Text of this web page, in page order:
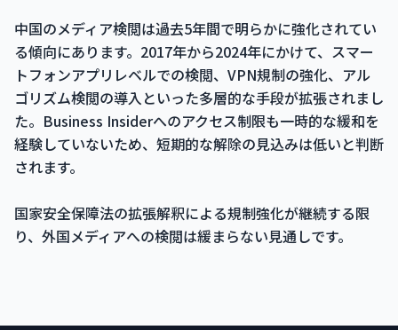
中国のメディア検閲は過去5年間で明らかに強化されてい
る傾向にあります。2017年から2024年にかけて、スマー
トフォンアプリレベルでの検閲、VPN規制の強化、アル
ゴリズム検閲の導入といった多層的な手段が拡張されまし
た。Business Insiderへのアクセス制限も一時的な緩和を
経験していないため、短期的な解除の見込みは低いと判断
されます。
国家安全保障法の拡張解釈による規制強化が継続する限
り、外国メディアへの検閲は緩まらない見通しです。